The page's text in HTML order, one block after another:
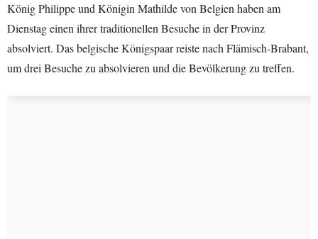
König Philippe und Königin Mathilde von Belgien haben am
Dienstag einen ihrer traditionellen Besuche in der Provinz
absolviert. Das belgische Königspaar reiste nach Flämisch-Brabant,
um drei Besuche zu absolvieren und die Bevölkerung zu treffen.